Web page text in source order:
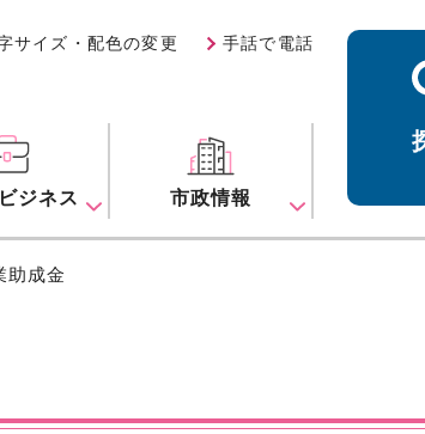
サイズ・配色の変更 手話で電話
ジネス 市政情報
助成金